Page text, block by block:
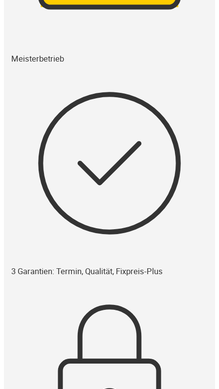
Meisterbetrieb
3 Garantien: Termin, Qualität, Fixpreis-Plus